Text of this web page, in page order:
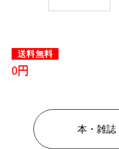
送料無料
0円
本・雑誌